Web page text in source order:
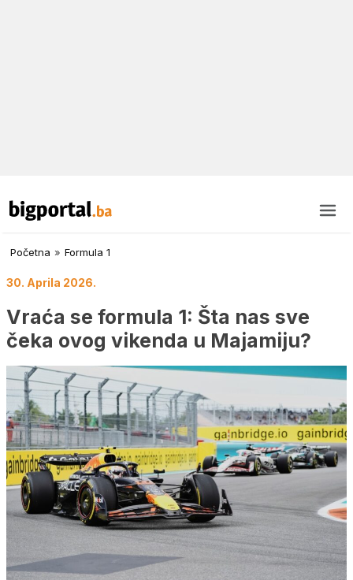
Početna » Formula 1
30. Aprila 2026.
Vraća se formula 1: Šta nas sve
čeka ovog vikenda u Majamiju?